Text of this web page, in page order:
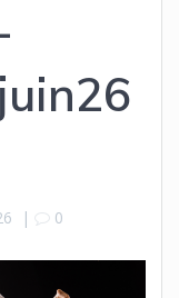
| 0